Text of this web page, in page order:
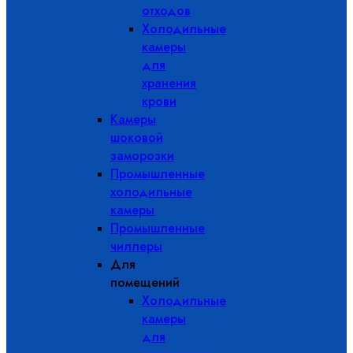
отходов
Холодильные
камеры
для
хранения
крови
Камеры
шоковой
заморозки
Промышленные
холодильные
камеры
Промышленные
чиллеры
Для
помещений
Холодильные
камеры
для